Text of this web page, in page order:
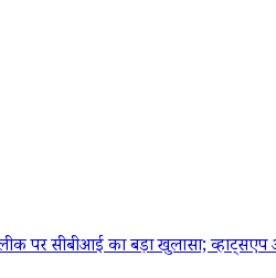
सीबीआई का बड़ा खुलासा; व्हाट्सएप